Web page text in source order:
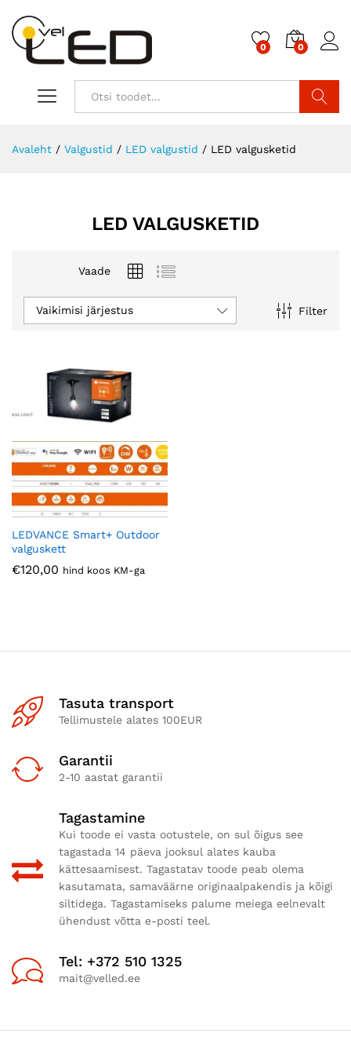
0 0
Avaleht / Valgustid / LED valgustid / LED valgusketid
LED VALGUSKETID
Vaade
Filter
Vaikimisi järjestus
LEDVANCE Smart+ Outdoor
valguskett
€120,00 hind koos KM-ga
Tasuta transport
Tellimustele alates 100EUR
Garantii
2-10 aastat garantii
Tagastamine
Kui toode ei vasta ootustele, on sul õigus see
tagastada 14 päeva jooksul alates kauba
kättesaamisest. Tagastatav toode peab olema
kasutamata, samaväärne originaalpakendis ja kõigi
siltidega. Tagastamiseks palume meiega eelnevalt
ühendust võtta e-posti teel.
Tel: +372 510 1325
mait@velled.ee